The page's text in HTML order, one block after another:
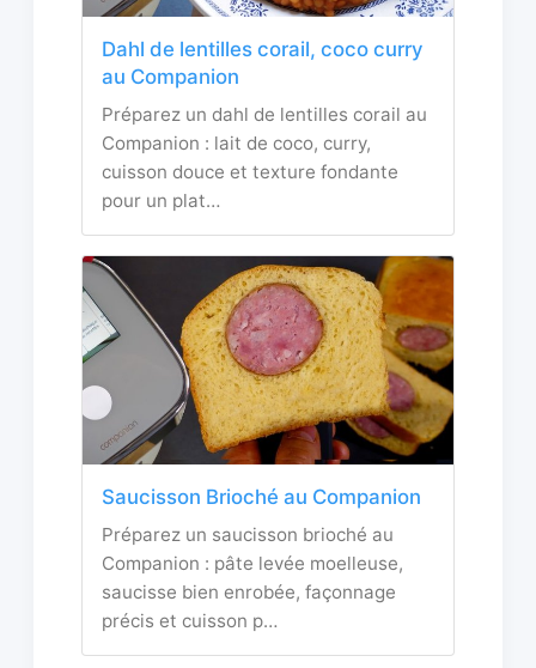
Dahl de lentilles corail, coco curry
au Companion
Préparez un dahl de lentilles corail au
Companion : lait de coco, curry,
cuisson douce et texture fondante
pour un plat…
Saucisson Brioché au Companion
Préparez un saucisson brioché au
Companion : pâte levée moelleuse,
saucisse bien enrobée, façonnage
précis et cuisson p…